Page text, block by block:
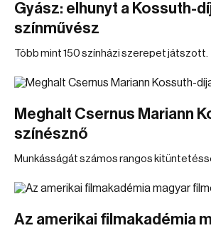
Gyász: elhunyt a Kossuth-
színművész
Több mint 150 színházi szerepet játszott.
Meghalt Csernus Mariann
színésznő
Munkásságát számos rangos
Az amerikai filmakadémia